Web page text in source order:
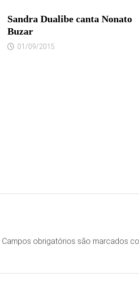
Sandra Dualibe canta Nonato
Buzar
01/09/2015
Campos obrigatórios são marcados